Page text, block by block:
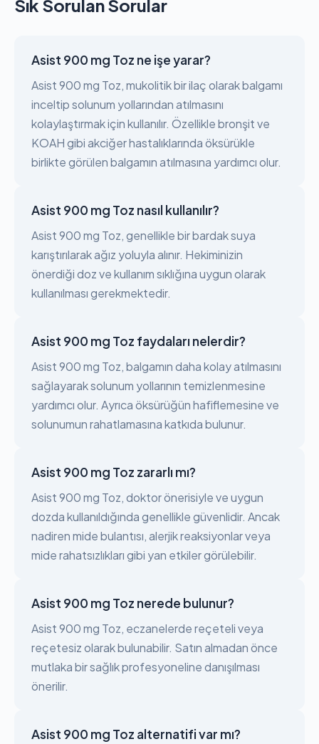
Sık Sorulan Sorular
Asist 900 mg Toz ne işe yarar?
Asist 900 mg Toz, mukolitik bir ilaç olarak balgamı
inceltip solunum yollarından atılmasını
kolaylaştırmak için kullanılır. Özellikle bronşit ve
KOAH gibi akciğer hastalıklarında öksürükle
birlikte görülen balgamın atılmasına yardımcı olur.
Asist 900 mg Toz nasıl kullanılır?
Asist 900 mg Toz, genellikle bir bardak suya
karıştırılarak ağız yoluyla alınır. Hekiminizin
önerdiği doz ve kullanım sıklığına uygun olarak
kullanılması gerekmektedir.
Asist 900 mg Toz faydaları nelerdir?
Asist 900 mg Toz, balgamın daha kolay atılmasını
sağlayarak solunum yollarının temizlenmesine
yardımcı olur. Ayrıca öksürüğün hafiflemesine ve
solunumun rahatlamasına katkıda bulunur.
Asist 900 mg Toz zararlı mı?
Asist 900 mg Toz, doktor önerisiyle ve uygun
dozda kullanıldığında genellikle güvenlidir. Ancak
nadiren mide bulantısı, alerjik reaksiyonlar veya
mide rahatsızlıkları gibi yan etkiler görülebilir.
Asist 900 mg Toz nerede bulunur?
Asist 900 mg Toz, eczanelerde reçeteli veya
reçetesiz olarak bulunabilir. Satın almadan önce
mutlaka bir sağlık profesyoneline danışılması
önerilir.
Asist 900 mg Toz alternatifi var mı?